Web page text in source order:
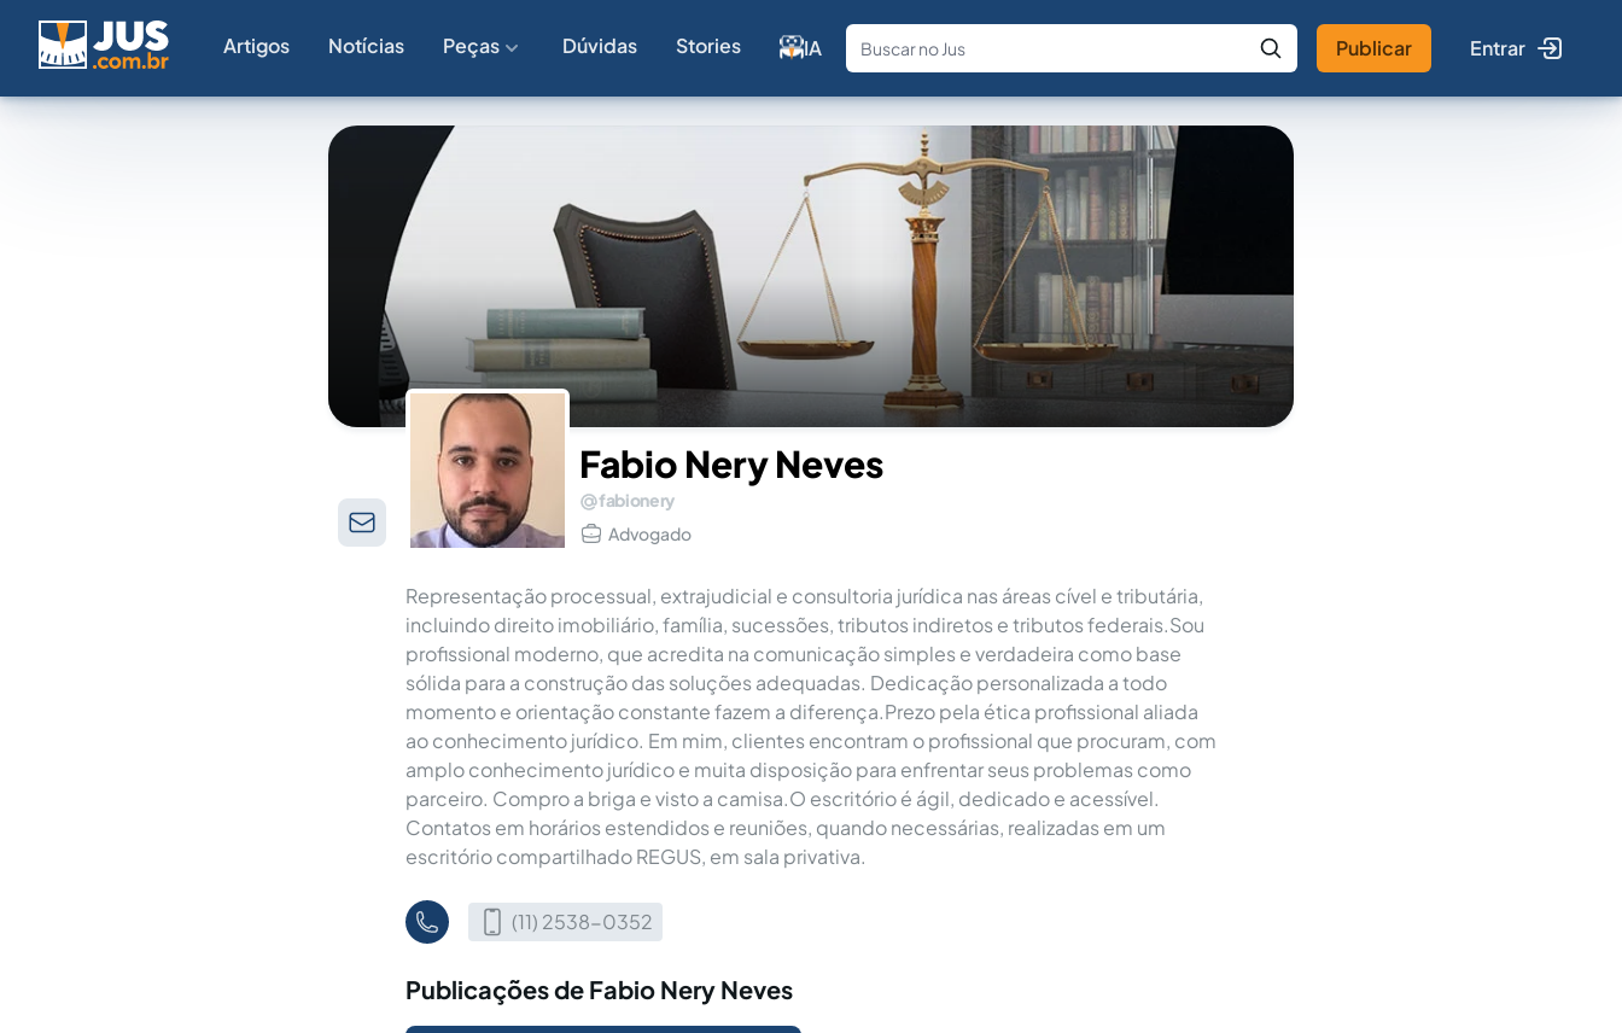
Artigos Notícias Peças Dúvidas Stories IA
Fale com a IA Buscar no Jus
Publicar Entrar
Fabio Nery Neves
fabionery
Advogado
Representação processual, extrajudicial e consultoria jurídica nas áreas cível e tributária,
incluindo direito imobiliário, família, sucessões, tributos indiretos e tributos federais.Sou
profissional moderno, que acredita na comunicação simples e verdadeira como base
sólida para a construção das soluções adequadas. Dedicação personalizada a todo
momento e orientação constante fazem a diferença.Prezo pela ética profissional aliada
ao conhecimento jurídico. Em mim, clientes encontram o profissional que procuram, com
amplo conhecimento jurídico e muita disposição para enfrentar seus problemas como
parceiro. Compro a briga e visto a camisa.O escritório é ágil, dedicado e acessível.
Contatos em horários estendidos e reuniões, quando necessárias, realizadas em um
escritório compartilhado REGUS, em sala privativa.
(11) 2538-0352
Publicações de Fabio Nery Neves